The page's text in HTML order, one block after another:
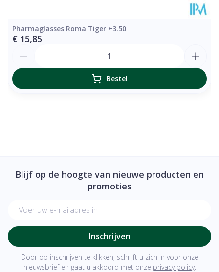
Pharmaglasses Roma Tiger +3.50
€ 15,85
Bestel
Blijf op de hoogte van nieuwe producten en
promoties
Inschrijven
Door op inschrijven te klikken, schrijft u zich in voor onze
nieuwsbrief en gaat u akkoord met onze privacy policy.